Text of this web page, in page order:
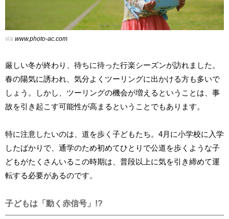
via www.photo-ac.com
厳しい冬が終わり、待ちに待った行楽シーズンが訪れました。
春の陽気に誘われ、気分よくツーリングに出かける方も多いで
しょう。しかし、ツーリングの機会が増えるということは、事
故を引き起こす可能性が高まるということでもあります。
特に注意したいのは、道を歩く子どもたち。4月に小学校に入学
したばかりで、通学のため初めてひとりで公道を歩くような子
どもがたくさんいるこの時期は、普段以上に気を引き締めて運
転する必要があるのです。
子どもは「動く赤信号」!?